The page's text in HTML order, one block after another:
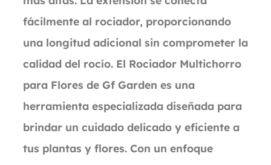
fácilmente al rociador, proporcionando
una longitud adicional sin comprometer la
calidad del rocío. El Rociador Multichorro
para Flores de Gf Garden es una
herramienta especializada diseñada para
brindar un cuidado delicado y eficiente a
tus plantas y flores. Con un enfoque